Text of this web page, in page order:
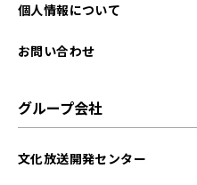
個人情報について
お問い合わせ
グループ会社
文化放送開発センター